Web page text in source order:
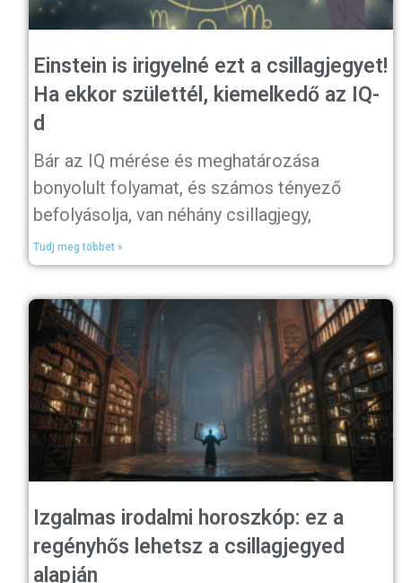
Einstein is irigyelné ezt a csillagjegyet!
Ha ekkor születtél, kiemelkedő az IQ-
d
Bár az IQ mérése és meghatározása
bonyolult folyamat, és számos tényező
befolyásolja, van néhány csillagjegy,
Tudj meg többet »
Izgalmas irodalmi horoszkóp: ez a
regényhős lehetsz a csillagjegyed
alapján